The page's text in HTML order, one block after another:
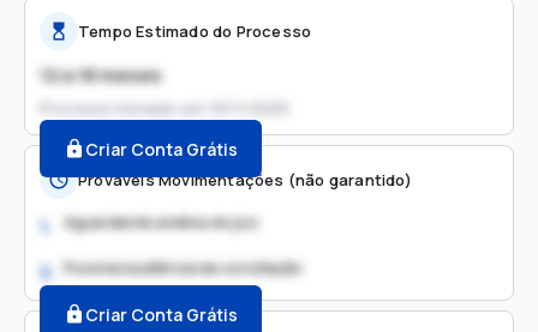
Tempo Estimado do Processo
12 a 18 meses
Processo iniciado em
Criar Conta Grátis
Prováveis Movimentações (não garantido)
1. Aguardando análise do juiz
2. Possível audiência de conciliação
Criar Conta Grátis